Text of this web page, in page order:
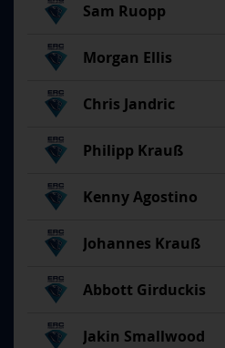
Sam Ruopp
Morgan Ellis
Chris Jandric
Philipp Krauß
Kenny Agostino
Johannes Krauß
Abbott Girduckis
Jakin Smallwood